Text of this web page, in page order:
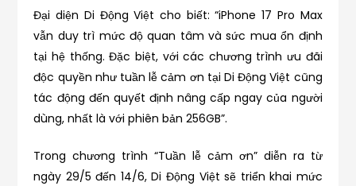
Đại diện Di Động Việt cho biết: “iPhone 17 Pro Max
vẫn duy trì mức độ quan tâm và sức mua ổn định
tại hệ thống. Đặc biệt, với các chương trình ưu đãi
độc quyền như tuần lễ cảm ơn tại Di Động Việt cũng
tác động đến quyết định nâng cấp ngay của người
dùng, nhất là với phiên bản 256GB”.
Trong chương trình “Tuần lễ cảm ơn” diễn ra từ
ngày 29/5 đến 14/6, Di Động Việt sẽ triển khai mức